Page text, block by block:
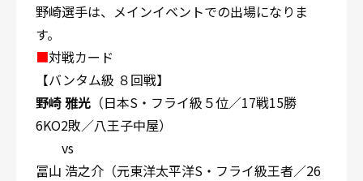
野崎選手は、メインイベントでの出場になりま
す。
■対戦カード
【バンタム級 ８回戦】
野崎 雅光 （日本S・フライ級５位／17戦15勝
6KO2敗／八王子中屋）
vs
冨山 浩之介（元東洋太平洋S・フライ級王者／26